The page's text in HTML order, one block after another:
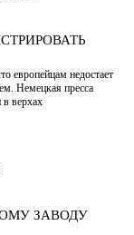
европейцам недостает
Немецкая пресса
верхах
ЗАВОДУ